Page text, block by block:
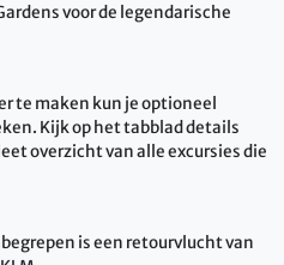
voor de legendarische
te maken kun je optioneel
Kijk op het tabblad details
overzicht van alle excursies die
is een retourvlucht van